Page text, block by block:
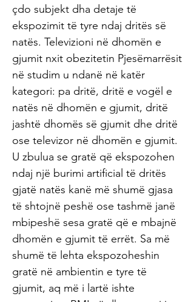
çdo subjekt dha detaje të
ekspozimit të tyre ndaj dritës së
natës. Televizioni në dhomën e
gjumit nxit obezitetin Pjesëmarrësit
në studim u ndanë në katër
kategori: pa dritë, dritë e vogël e
natës në dhomën e gjumit, dritë
jashtë dhomës së gjumit dhe dritë
ose televizor në dhomën e gjumit.
U zbulua se gratë që ekspozohen
ndaj një burimi artificial të dritës
gjatë natës kanë më shumë gjasa
të shtojnë peshë ose tashmë janë
mbipeshë sesa gratë që e mbajnë
dhomën e gjumit të errët. Sa më
shumë të lehta ekspozoheshin
gratë në ambientin e tyre të
gjumit, aq më i lartë ishte